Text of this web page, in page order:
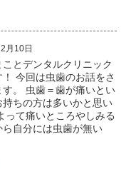
月10日
とデンタルクリニック
今回は虫歯のお話をさ
。 虫歯＝歯が痛いとい
持ちの方は多いかと思い
って痛いところやしみる
ら自分には虫歯が無い